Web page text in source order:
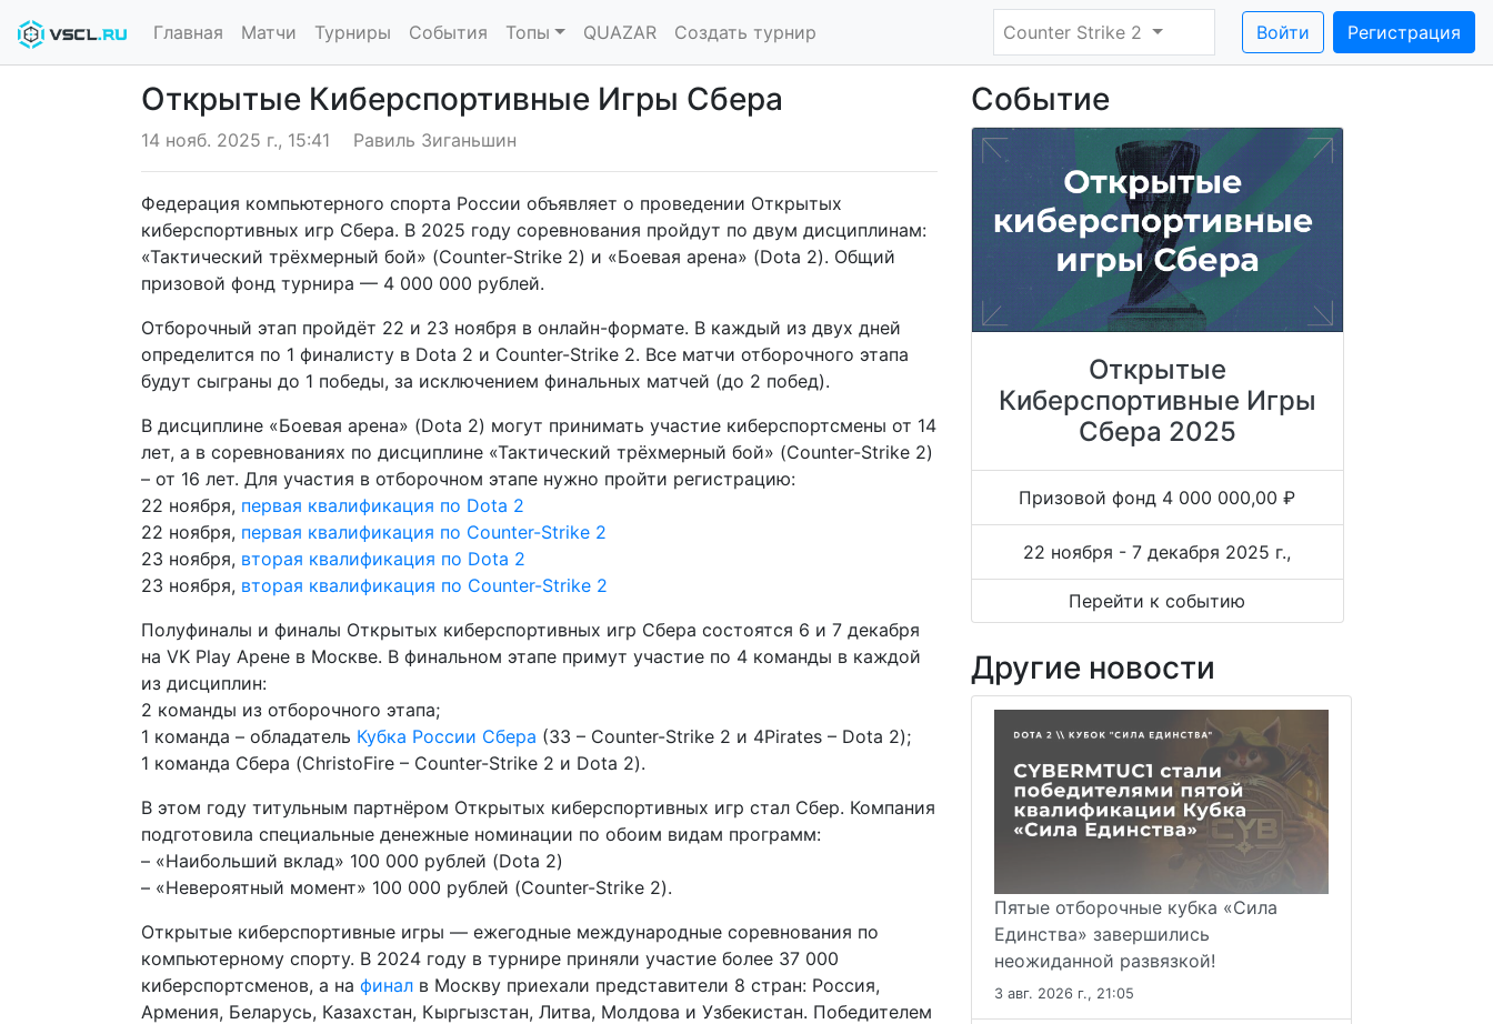
Главная Матчи Турниры События Топы QUAZAR Создать турнир Counter Strike 2 Войти Регистрация
Открытые Киберспортивные Игры Сбера
14 нояб. 2025 г., 15:41 Равиль Зиганьшин
Федерация компьютерного спорта России объявляет о проведении Открытых
киберспортивных игр Сбера. В 2025 году соревнования пройдут по двум дисциплинам:
«Тактический трёхмерный бой» (Counter-Strike 2) и «Боевая арена» (Dota 2). Общий
призовой фонд турнира — 4 000 000 рублей.
Отборочный этап пройдёт 22 и 23 ноября в онлайн-формате. В каждый из двух дней
определится по 1 финалисту в Dota 2 и Counter-Strike 2. Все матчи отборочного этапа
будут сыграны до 1 победы, за исключением финальных матчей (до 2 побед).
В дисциплине «Боевая арена» (Dota 2) могут принимать участие киберспортсмены от 14
лет, а в соревнованиях по дисциплине «Тактический трёхмерный бой» (Counter-Strike 2)
– от 16 лет. Для участия в отборочном этапе нужно пройти регистрацию:
22 ноября, первая квалификация по Dota 2
22 ноября, первая квалификация по Counter-Strike 2
23 ноября, вторая квалификация по Dota 2
23 ноября, вторая квалификация по Counter-Strike 2
Полуфиналы и финалы Открытых киберспортивных игр Сбера состоятся 6 и 7 декабря
на VK Play Арене в Москве. В финальном этапе примут участие по 4 команды в каждой
из дисциплин:
2 команды из отборочного этапа;
1 команда – обладатель Кубка России Сбера (33 – Counter-Strike 2 и 4Pirates – Dota 2);
1 команда Сбера (ChristoFire – Counter-Strike 2 и Dota 2).
В этом году титульным партнёром Открытых киберспортивных игр стал Сбер. Компания
подготовила специальные денежные номинации по обоим видам программ:
– «Наибольший вклад» 100 000 рублей (Dota 2)
– «Невероятный момент» 100 000 рублей (Counter-Strike 2).
Открытые киберспортивные игры — ежегодные международные соревнования по
компьютерному спорту. В 2024 году в турнире приняли участие более 37 000
киберспортсменов, а на финал в Москву приехали представители 8 стран: Россия,
Армения, Беларусь, Казахстан, Кыргызстан, Литва, Молдова и Узбекистан. Победителем
Событие
Открытые
Киберспортивные Игры
Сбера 2025
Призовой фонд 4 000 000,00 ₽
22 ноября - 7 декабря 2025 г.,
Перейти к событию
Другие новости
Пятые отборочные кубка «Сила
Единства» завершились
неожиданной развязкой!
3 авг. 2026 г., 21:05